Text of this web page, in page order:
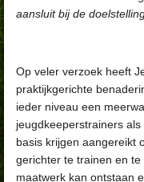
aansluit bij de
Op veler verzoek heeft
praktijkgerichte
ieder niveau een
jeugdkeeperstrainers
basis krijgen aangereikt
gerichter te trainen en
maatwerk kan ontstaan